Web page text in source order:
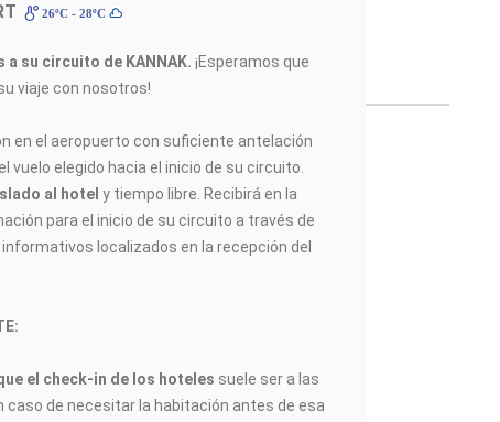
26ºC - 28ºC
a su circuito de KANNAK.¡Esperamos que
viaje con nosotros!
en el aeropuerto con suficiente antelación
vuelo elegido hacia el inicio de su circuito.
al hotely tiempo libre. Recibirá en la
para el inicio de su circuito a través de
localizados en la recepción del
el check-in de los hoteles suele ser a las
caso de necesitar la habitación antes de esa